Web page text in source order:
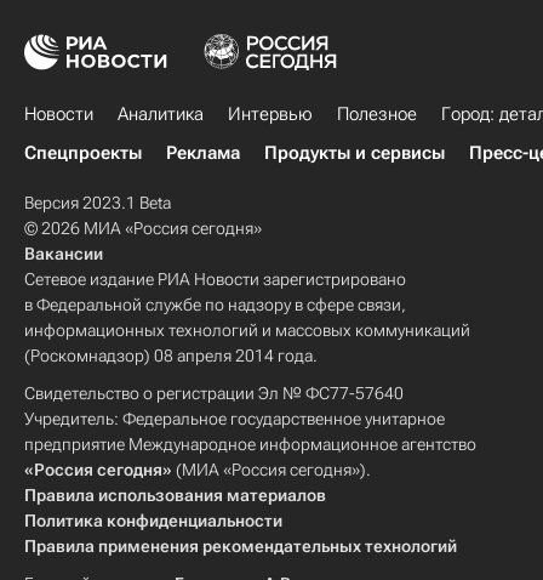
Новости Аналитика Интервью Полезное
Город:
Спецпроекты
Реклама Продукты и сервисы Пресс-
Версия 2023.1 Beta
© 2026 МИА «Россия сегодня»
Вакансии
Сетевое издание РИА Новости зарегистрировано
в Федеральной службе по надзору в сфере связи,
информационных технологий и массовых коммуникаций
(Роскомнадзор) 08 апреля 2014 года.
Свидетельство о регистрации Эл № ФС77-57640
Учредитель: Федеральное государственное унитарное
предприятие Международное информационное агентство
«Россия сегодня» (МИА «Россия сегодня»).
Правила использования материалов
Политика конфиденциальности
Правила применения рекомендательных технологий